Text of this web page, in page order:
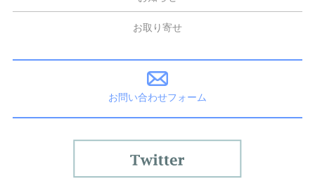
お取り寄せ
お問い合わせフォーム